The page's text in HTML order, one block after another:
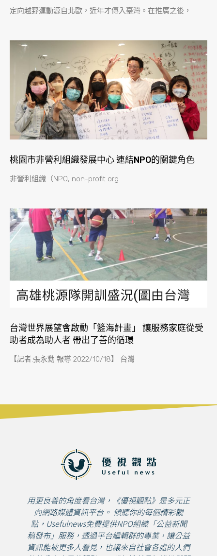
定向越野運動源自北歐，近年才傳入臺灣。在推廣之後，
桃園市非營利組織發展中心 連結NPO的關鍵角色
非營利組織（NPO, non-profit org
台灣世界展望會啟動「籃海計畫」 讓服務家庭從受
助者成為助人者 帶出了善的循環
【記者:張永勳 報導 2022/10/18】 台灣
用更良善的角度看台灣，《優視觀點》是多元正
向網路媒體資訊平台。 傾聽你的每個精彩觀
點，Usefulnews免費提供NPO組織「公益新聞
稿發布」服務，透過平台編輯群的專業，讓公益
資訊能被更多人看見，也讓來自社會各處的人們